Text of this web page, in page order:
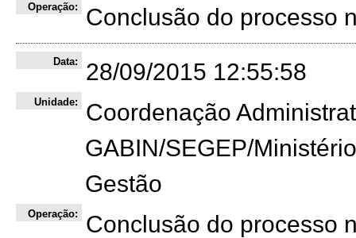
Operação: Conclusão do processo
Data: 28/09/2015 12:55:58
Unidade:
Coordenação
GABIN/SEGEP/
Gestão
Operação: Conclusão do processo